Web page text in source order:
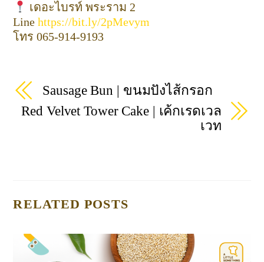
เดอะไบรท์ พระราม 2
Linehttps://bit.ly/2pMevym
โทร ‭065-914-9193‬
Sausage Bun | ขนมปังไส้กรอก
Red Velvet Tower Cake | เค้กเรดเวล
เวท
RELATED POSTS